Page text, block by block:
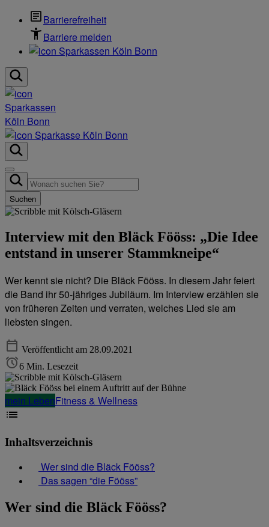
Barrierefreiheit
Barriere melden
Suchen
Interview mit den Bläck Fööss: „Die Idee
entstand in unserer Stammkneipe“
Wer kennt sie nicht? Die Bläck Fööss. In diesem Jahr feiert
die Band ihr 50-jähriges Jubiläum. Im Interview erzählen sie
von früheren Zeiten und verraten, welches Lied sie am
liebsten singen.
Veröffentlicht am 28.09.2021
6 Min. Lesezeit
mein LebenFitness & Wellness
Inhaltsverzeichnis
Wer sind die Bläck Fööss?
Das sagen “die Fööss”
Wer sind die Bläck Fööss?